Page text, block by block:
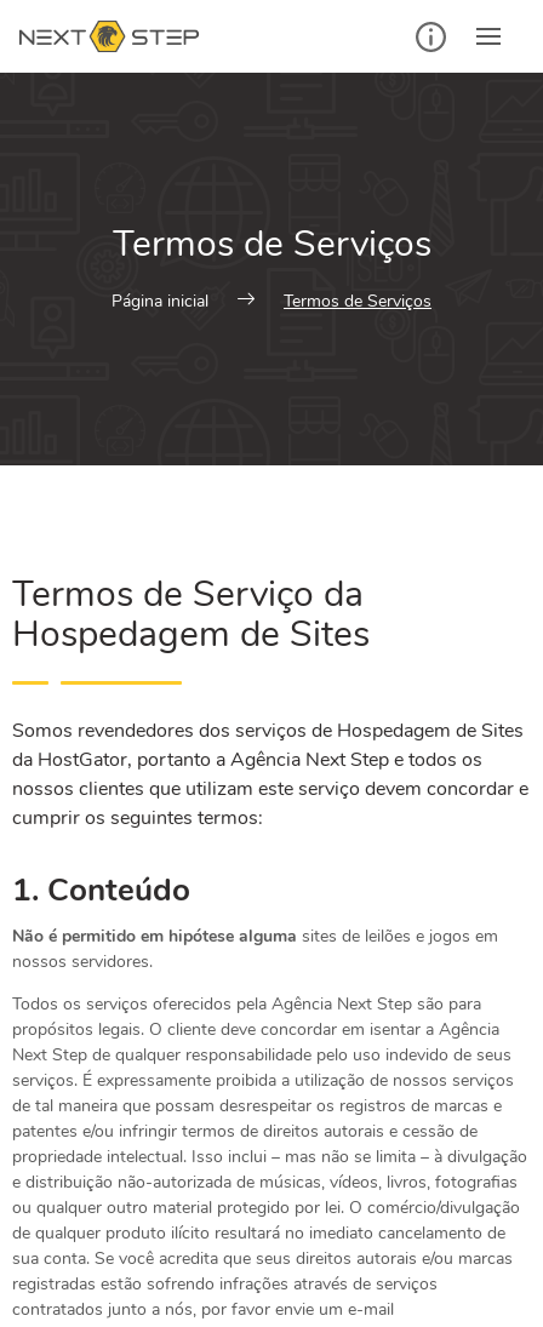
Termos de Serviços
Página inicial Termos de Serviços
Termos de Serviço da
Hospedagem de Sites
Somos revendedores dos serviços de Hospedagem de Sites
da HostGator, portanto a Agência Next Step e todos os
nossos clientes que utilizam este serviço devem concordar e
cumprir os seguintes termos:
1. Conteúdo
Não é permitido em hipótese alguma sites de leilões e jogos em
nossos servidores.
Todos os serviços oferecidos pela Agência Next Step são para
propósitos legais. O cliente deve concordar em isentar a Agência
Next Step de qualquer responsabilidade pelo uso indevido de seus
serviços. É expressamente proibida a utilização de nossos serviços
de tal maneira que possam desrespeitar os registros de marcas e
patentes e/ou infringir termos de direitos autorais e cessão de
propriedade intelectual. Isso inclui – mas não se limita – à divulgação
e distribuição não-autorizada de músicas, vídeos, livros, fotografias
ou qualquer outro material protegido por lei. O comércio/divulgação
de qualquer produto ilícito resultará no imediato cancelamento de
sua conta. Se você acredita que seus direitos autorais e/ou marcas
registradas estão sofrendo infrações através de serviços
contratados junto a nós, por favor envie um e-mail